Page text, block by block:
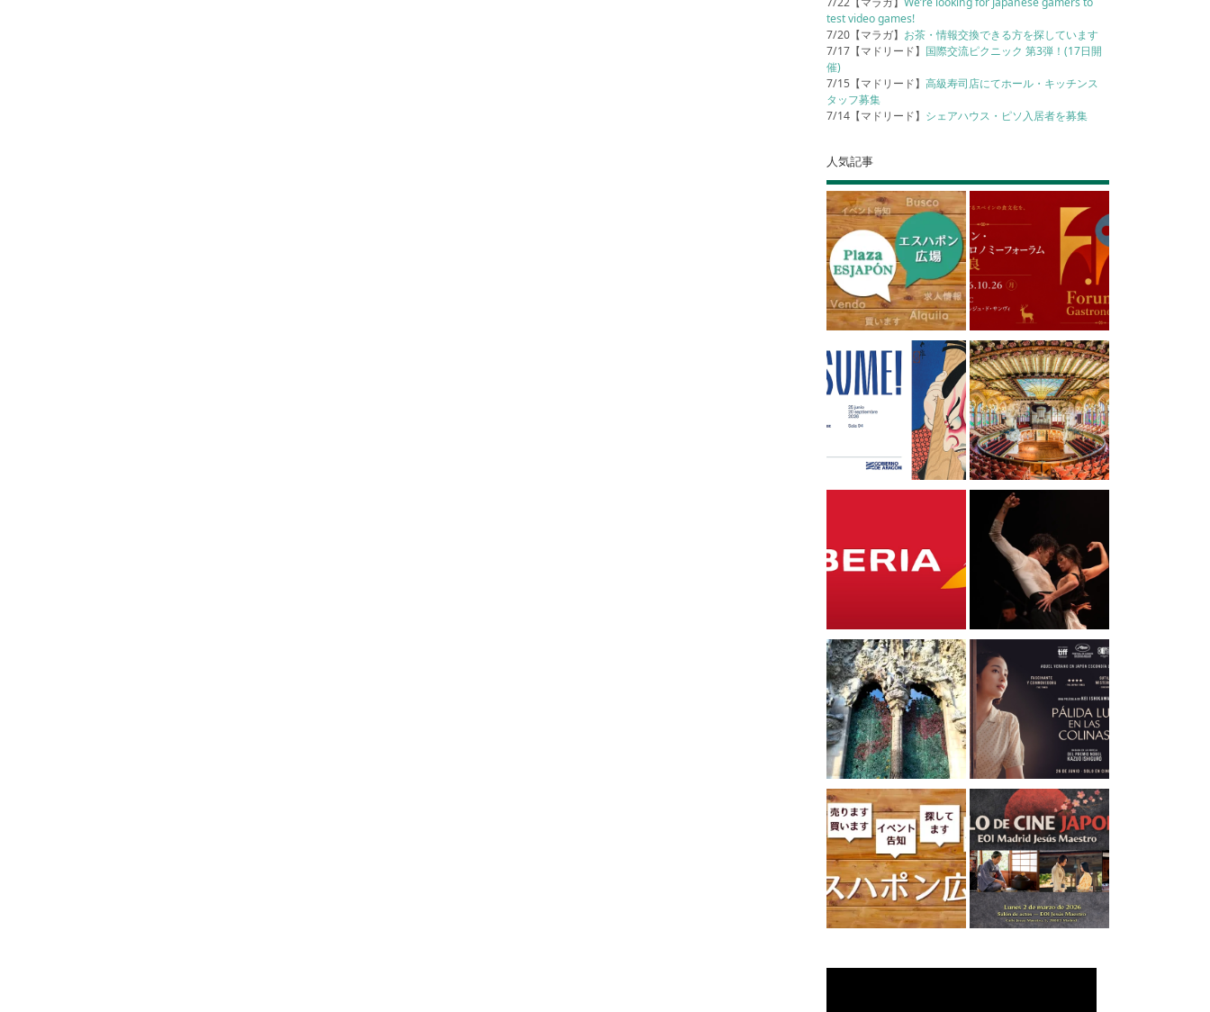
test video games!
7/20【マラガ】 お茶・情報交換できる方を探しています
7/17【マドリード】 国際交流ピクニック 第3弾！(17日開
催)
7/15【マドリード】高級寿司店にてホール・キッチンス
タッフ募集
7/14【マドリード】 シェアハウス・ピソ入居者を募集
人気記事